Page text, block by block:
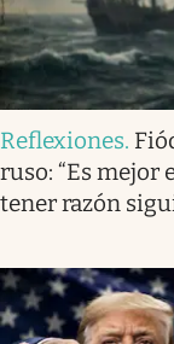
Reflexiones.
ruso: “Es mejor
tener razón